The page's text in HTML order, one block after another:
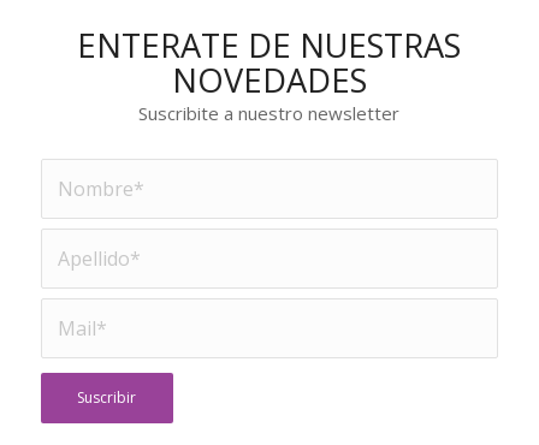
ENTERATE DE NUESTRAS
NOVEDADES
Suscribite a nuestro newsletter